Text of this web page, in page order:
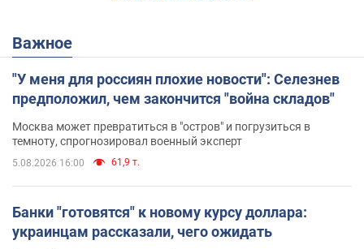
Важное
"У меня для россиян плохие новости": Селезнев
предположил, чем закончится "война складов"
Москва может превратиться в "остров" и погрузиться в
темноту, спрогнозировал военный эксперт
5.08.2026 16:00 61,9 т.
Банки "готовятся" к новому курсу доллара:
украинцам рассказали, чего ожидать